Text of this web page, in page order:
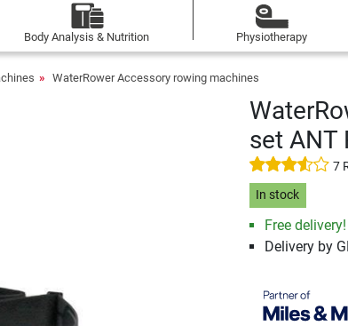
Body Analysis & Nutrition Physiotherapy
WaterRower Accessory rowing machines
set ANT
7
In stock
Free delivery!
Delivery by